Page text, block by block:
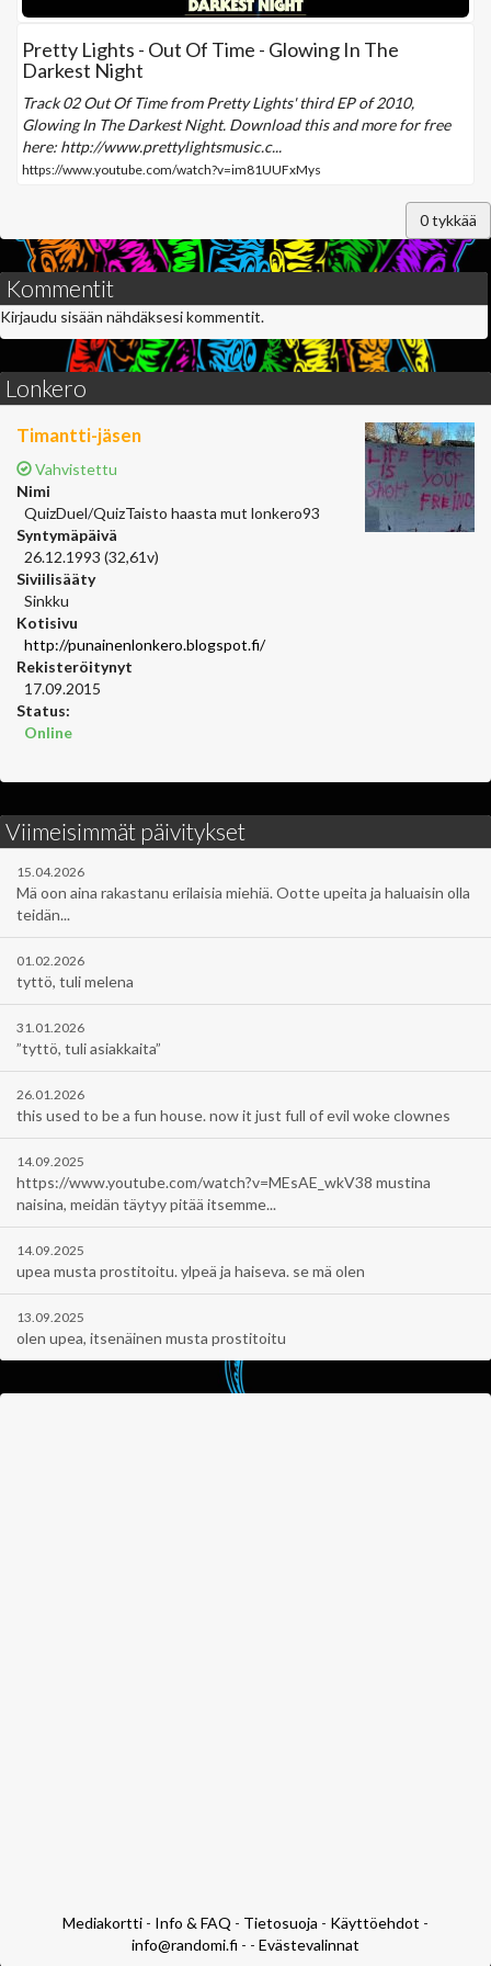
Pretty Lights - Out Of Time - Glowing In The
Darkest Night
Track 02 Out Of Time from Pretty Lights' third EP of 2010,
Glowing In The Darkest Night. Download this and more for free
here: http://www.prettylightsmusic.c...
https://www.youtube.com/watch?v=im81UUFxMys
0tykkää
Kommentit
Kirjaudu sisään nähdäksesi kommentit.
Lonkero
Timantti-jäsen
Vahvistettu
Nimi
QuizDuel/QuizTaisto haasta mut lonkero93
Syntymäpäivä
26.12.1993 (32,61v)
Siviilisääty
Sinkku
Kotisivu
http://punainenlonkero.blogspot.fi/
Rekisteröitynyt
17.09.2015
Status:
Online
Viimeisimmät päivitykset
15.04.2026
Mä oon aina rakastanu erilaisia miehiä. Ootte upeita ja haluaisin olla
teidän...
01.02.2026
tyttö, tuli melena
31.01.2026
”tyttö, tuli asiakkaita”
26.01.2026
this used to be a fun house. now it just full of evil woke clownes
14.09.2025
https://www.youtube.com/watch?v=MEsAE_wkV38 mustina
naisina, meidän täytyy pitää itsemme...
14.09.2025
upea musta prostitoitu. ylpeä ja haiseva. se mä olen
13.09.2025
olen upea, itsenäinen musta prostitoitu
Mediakortti - Info & FAQ - Tietosuoja - Käyttöehdot -
info@randomi.fi - - Evästevalinnat